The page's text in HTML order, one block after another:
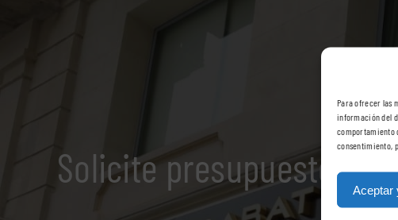
Para ofrecer las
información del
comportamiento
consentimiento,
Aceptar
Solicite presupuesto